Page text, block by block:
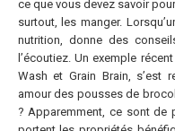
ce que vous devez savoir
surtout, les manger.
nutrition, donne des
l’écoutiez. Un exemple
Wash et Grain Brain, s’est
amour des pousses de
? Apparemment, ce sont de